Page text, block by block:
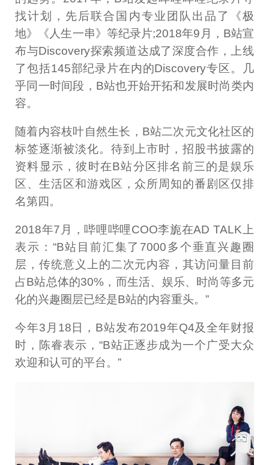
找计划，先后联合国内专业团队出品了《极
地》《人生一串》等纪录片;2018年9月，B站宣
布与Discovery探索频道达成了深度合作，上线
了包括145部纪录片在内的Discovery专区。几
乎同一时间段，B站也开始开拓和发展时尚类内
容。
随着内容枝叶自然生长，B站二次元文化社区的
标签逐渐被淡化。待到上市时，招股书披露的
资料显示，彼时在B站分区排名前三的是娱乐
区、生活区和游戏区，众所周知的番剧区仅排
名第四。
2018年7月，哔哩哔哩COO李旎在AD TALK上
表示：“B站目前汇集了7000多个垂直兴趣圈
层，传统意义上的二次元内容，其访问量目前
占B站总体的30%，而生活、娱乐、时尚等多元
化的兴趣圈层已经是B站的内容重头。”
今年3月18日，B站发布2019年Q4及全年财报
时，陈睿表示，“B站正逐步成为一个广受大众
欢迎和认可的平台。”